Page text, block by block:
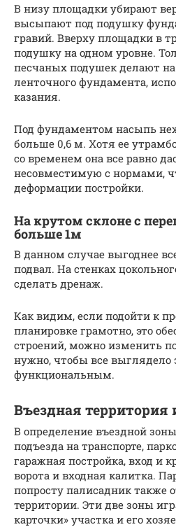
В низу площадки убирают
высыпают под подушку
гравий. Вверху площадки в
подушку на одном уровне.
песчаных подушек делают на
ленточного фундамента,
казания.
Под фундаментом насыпь
больше 0,6 м. Хотя ее
со временем она все равно
несовместимую с нормами,
деформации постройки.
На крутом склоне с
больше 1м
В данном случае выгоднее
подвал. На стенках
сделать дренаж.
Как видим, если подойти к
планировке грамотно, это
строений, можно изменить
нужно, чтобы все выглядело
функциональным.
Въездная территория
В определение въездной
подъезда на транспорте,
гаражная постройка, вход и
ворота и входная калитка.
попросту палисадник также
территории. Эти две зоны
карточки» участка и его